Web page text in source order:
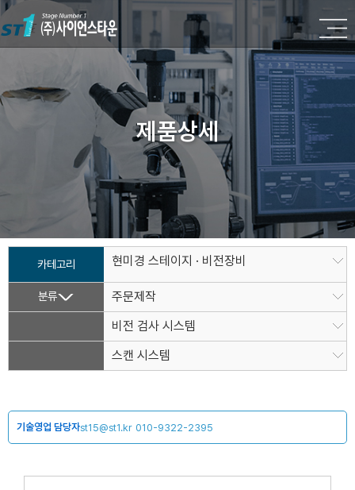
제품상세
카테고리 현미경 스테이지 · 비전장비
분류
주문제작
비전 검사 시스템
스캔 시스템
기술영업 담당자st15@st1.kr 010-9322-2395